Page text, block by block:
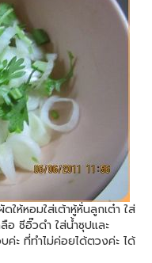
ให้หอมใส่เต้าหู้หั่นลูกเต๋า ใส่
อ ซีอิ๊วดำ ใส่น้ำซุปและ
ค่ะ ที่ทำไม่ค่อยได้ตวงค่ะ ได้